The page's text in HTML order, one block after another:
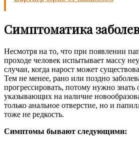
Симптоматика
Несмотря на то, что при появлении
проходе человек испытывает массу
случаи, когда нарост может
Тем не менее, рано или поздно
прогрессировать, потому нужно знать
указывающих на наличие
только анальное отверстие, но и
тоже не редкость.
Симптомы бывают следующими: